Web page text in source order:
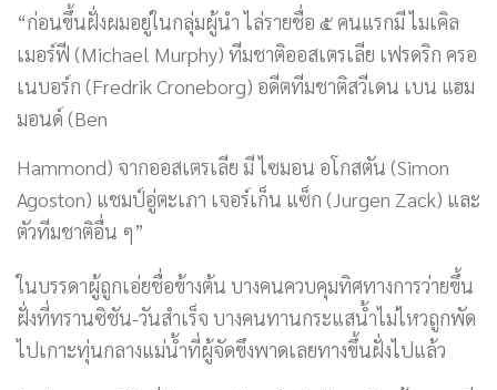
“ก่อนขึ้นฝั่งผมอยู่ในกลุ่มผู้นำ ไล่รายชื่อ ๕ คนแรกมี ไมเคิล
เมอร์ฟี (Michael Murphy) ทีมชาติออสเตรเลีย เฟรดริก ครอ
เนบอร์ก (Fredrik Croneborg) อดีตทีมชาติสวีเดน เบน แฮม
มอนด์ (Ben
Hammond) จากออสเตรเลีย มี ไซมอน อโกสตัน (Simon
Agoston) แชมป์อู่ตะเภา เจอร์เก็น แซ็ก (Jurgen Zack) และ
ตัวทีมชาติอื่น ๆ”
ในบรรดาผู้ถูกเอ่ยชื่อข้างต้น บางคนควบคุมทิศทางการว่ายขึ้น
ฝั่งที่ทรานซิชัน-วันสำเร็จ บางคนทานกระแสน้ำไม่ไหวถูกพัด
ไปเกาะทุ่นกลางแม่น้ำที่ผู้จัดขึงพาดเลยทางขึ้นฝั่งไปแล้ว